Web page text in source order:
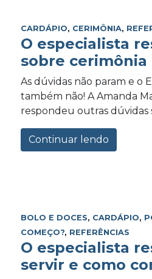
CARDÁPIO, CERIMÔNIA,
O especialista
sobre
As dúvidas não param e o
também não! A Amanda
respondeu outras dúvidas
Continuar lendo
BOLO E DOCES, CARDÁPIO,
COMEÇO?, REFERÊNCIAS
O especialista
servir e como